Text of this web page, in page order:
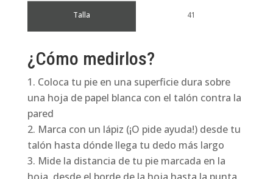
Talla 41
¿Cómo medirlos?
Coloca tu pie en una superficie dura sobre
una hoja de papel blanca con el talón contra la
pared
Marca con un lápiz (¡O pide ayuda!) desde tu
talón hasta dónde llega tu dedo más largo
Mide la distancia de tu pie marcada en la